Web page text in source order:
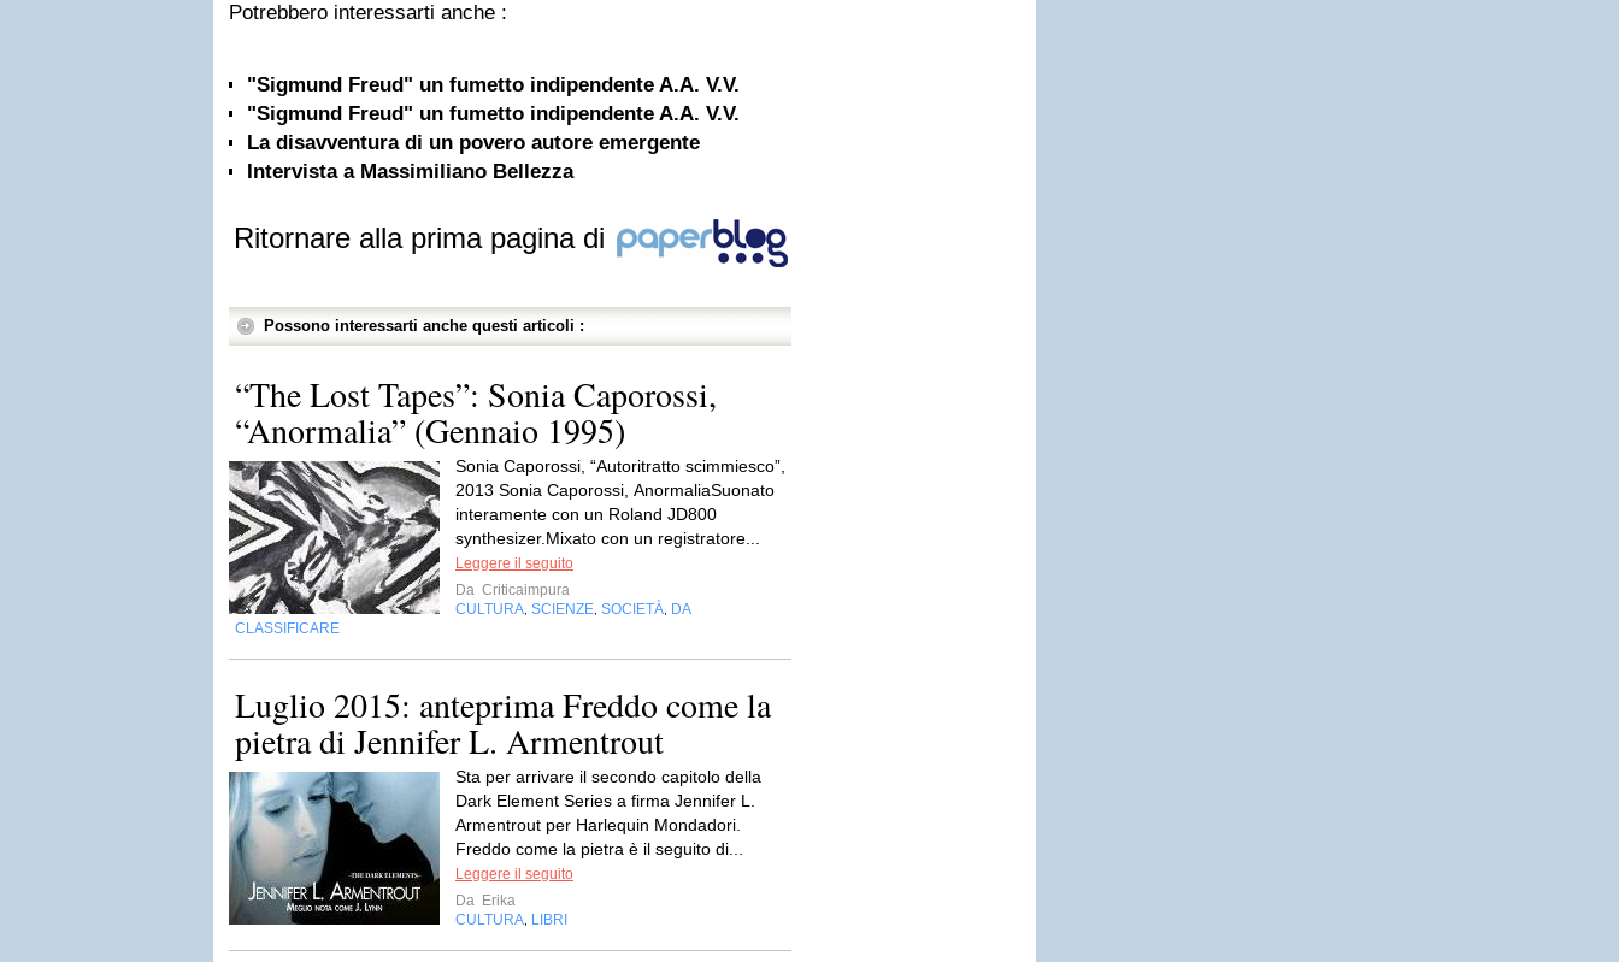
Potrebbero interessarti anche :
"Sigmund Freud" un fumetto indipendente A.A. V.V.
"Sigmund Freud" un fumetto indipendente A.A. V.V.
La disavventura di un povero autore emergente
Intervista a Massimiliano Bellezza
Ritornare alla prima pagina di
Possono interessarti anche questi articoli :
“The Lost Tapes”: Sonia Caporossi,
“Anormalia” (Gennaio 1995)
Sonia Caporossi, “Autoritratto scimmiesco”,
2013 Sonia Caporossi, AnormaliaSuonato
interamente con un Roland JD800
synthesizer.Mixato con un registratore...
Leggere il seguito
Da Criticaimpura
CULTURA SCIENZE SOCIETÀ DA
CLASSIFICARE
Luglio 2015: anteprima Freddo come la
pietra di Jennifer L. Armentrout
Sta per arrivare il secondo capitolo della
Dark Element Series a firma Jennifer L.
Armentrout per Harlequin Mondadori.
Freddo come la pietra è il seguito di...
Leggere il seguito
Da Erika
CULTURA LIBRI